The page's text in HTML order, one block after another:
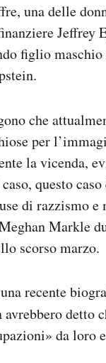
una delle
Jeffrey
figlio
che
per
la vicenda,
questo
di razzismo e
Markle
scorso marzo.
recente
detto
da loro